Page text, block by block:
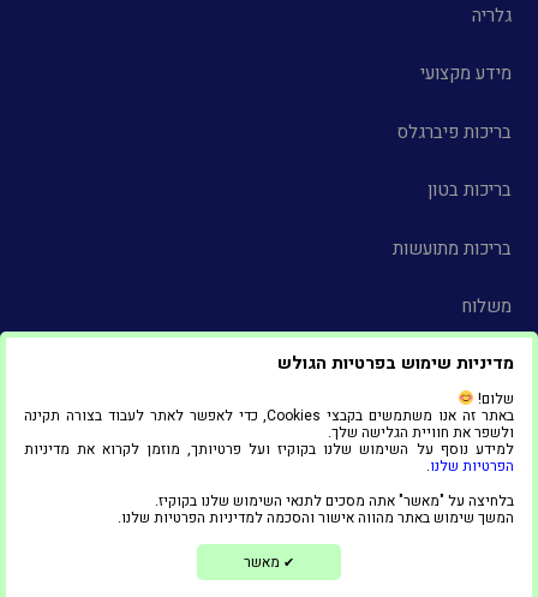
מדיניות שימוש בפרטיות הגולש
שלום!
באתר זה אנו משתמשים בקבצי Cookies, כדי לאפשר לאתר לעבוד בצורה תקינה
ולשפר את חוויית הגלישה שלך.
למידע נוסף על השימוש שלנו בקוקיז ועל פרטיותך, מוזמן לקרוא את מדיניות
הפרטיות שלנו.
בלחיצה על "מאשר" אתה מסכים לתנאי השימוש שלנו בקוקיז.
המשך שימוש באתר מהווה אישור והסכמה למדיניות הפרטיות שלנו.
✔ מאשר
גלריה
מידע מקצועי
בריכות פיברגלס
בריכות בטון
בריכות מתועשות
משלוח
צור קשר
הצהרת נגישות
בניית אתרים ושיווק דיגיטלי